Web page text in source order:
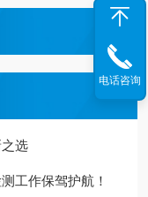
选
工作保驾护航！
电话咨询